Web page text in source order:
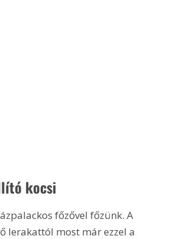
kocsi
főzővel főzünk. A
lerakattól most már ezzel a